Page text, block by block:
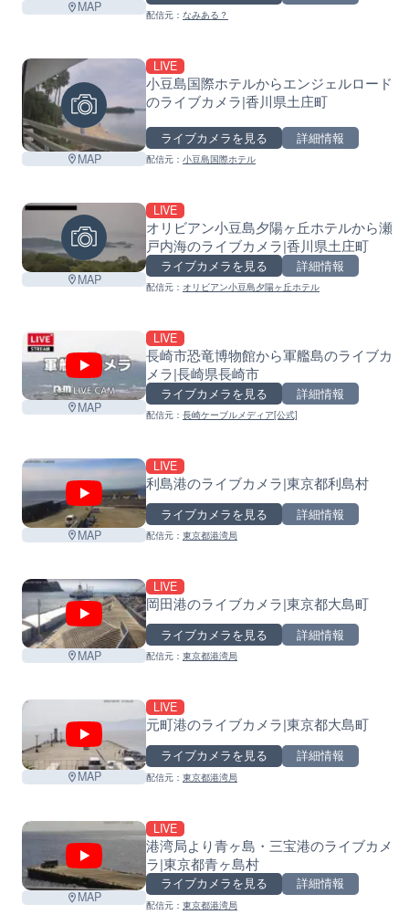
MAP 配信元： なみある？
MAP
LIVE
小豆島国際ホテルからエンジェルロード
のライブカメラ|香川県土庄町
ライブカメラを見る 詳細情報
配信元： 小豆島国際ホテル
MAP
LIVE
オリビアン小豆島夕陽ヶ丘ホテルから瀬
戸内海のライブカメラ|香川県土庄町
ライブカメラを見る 詳細情報
配信元： オリビアン小豆島夕陽ヶ丘ホテル
MAP
LIVE
長崎市恐竜博物館から軍艦島のライブカ
メラ|長崎県長崎市
ライブカメラを見る 詳細情報
配信元： 長崎ケーブルメディア[公式]
MAP
LIVE
利島港のライブカメラ|東京都利島村
ライブカメラを見る 詳細情報
配信元： 東京都港湾局
MAP
LIVE
岡田港のライブカメラ|東京都大島町
ライブカメラを見る 詳細情報
配信元： 東京都港湾局
MAP
LIVE
元町港のライブカメラ|東京都大島町
ライブカメラを見る 詳細情報
配信元： 東京都港湾局
MAP
LIVE
港湾局より青ヶ島・三宝港のライブカメ
ラ|東京都青ヶ島村
ライブカメラを見る 詳細情報
配信元： 東京都港湾局